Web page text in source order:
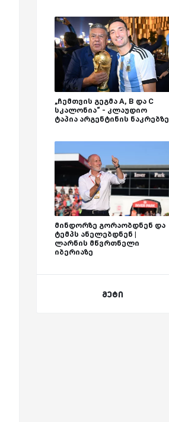
„ჩემთვის გეგმა A, B და C
სკალონია“ - კლაუდიო
ტაპია არგენტინის ნაკრებზე
მინდორზე გორაობდნენ და
ტემპს ანელებდნენ |
ლარნის მწვრთნელი
იბერიაზე
მეტი